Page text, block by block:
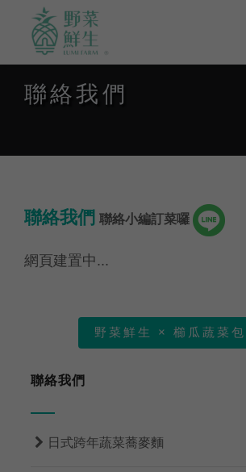
聯絡我們
聯絡我們 聯絡小編訂菜囉
網頁建置中...
野菜鮮生 × 櫛瓜蔬菜包
聯絡我們
 日式跨年蔬菜蕎麥麵